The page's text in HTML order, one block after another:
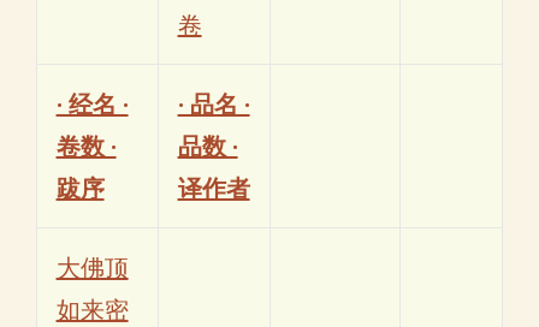
卷
· 经名 ·
卷数 ·
跋序
· 品名 ·
品数 ·
译作者
大佛顶
如来密